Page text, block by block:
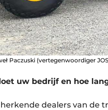
Paczuski (vertegenwoordiger
uw bedrijf en hoe
dealers van de